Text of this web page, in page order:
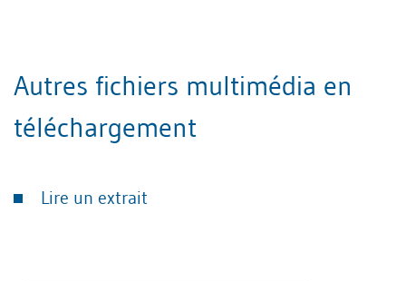
Autres fichiers multimédia en
téléchargement
Lire un extrait